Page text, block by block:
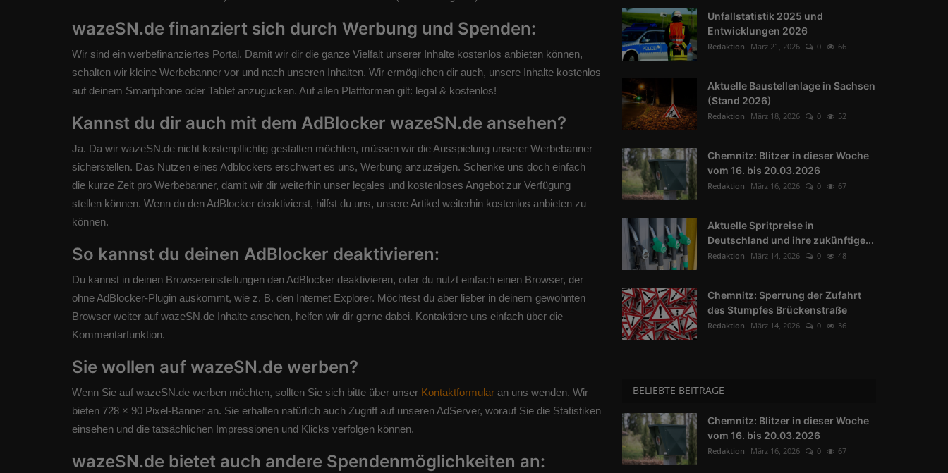
wazeSN.de finanziert sich durch Werbung und Spenden:
Wir sind ein werbefinanziertes Portal. Damit wir dir die ganze Vielfalt unserer Inhalte kostenlos anbieten können,
schalten wir kleine Werbebanner vor und nach unseren Inhalten. Wir ermöglichen dir auch, unsere Inhalte kostenlos
auf deinem Smartphone oder Tablet anzugucken. Auf allen Plattformen gilt: legal & kostenlos!
Kannst du dir auch mit dem AdBlocker wazeSN.de ansehen?
Ja. Da wir wazeSN.de nicht kostenpflichtig gestalten möchten, müssen wir die Ausspielung unserer Werbebanner
sicherstellen. Das Nutzen eines Adblockers erschwert es uns, Werbung anzuzeigen. Schenke uns doch einfach
die kurze Zeit pro Werbebanner, damit wir dir weiterhin unser legales und kostenloses Angebot zur Verfügung
stellen können. Wenn du den AdBlocker deaktivierst, hilfst du uns, unsere Artikel weiterhin kostenlos anbieten zu
können.
So kannst du deinen AdBlocker deaktivieren:
Du kannst in deinen Browsereinstellungen den AdBlocker deaktivieren, oder du nutzt einfach einen Browser, der
ohne AdBlocker-Plugin auskommt, wie z. B. den Internet Explorer. Möchtest du aber lieber in deinem gewohnten
Browser weiter auf wazeSN.de Inhalte ansehen, helfen wir dir gerne dabei. Kontaktiere uns einfach über die
Kommentarfunktion.
Sie wollen auf wazeSN.de werben?
Wenn Sie auf wazeSN.de werben möchten, sollten Sie sich bitte über unser Kontaktformular an uns wenden. Wir
bieten 728 × 90 Pixel-Banner an. Sie erhalten natürlich auch Zugriff auf unseren AdServer, worauf Sie die Statistiken
einsehen und die tatsächlichen Impressionen und Klicks verfolgen können.
wazeSN.de bietet auch andere Spendenmöglichkeiten an:
Unfallstatistik 2025 und
Entwicklungen 2026
Redaktion März 21, 2026 0 66
Aktuelle Baustellenlage in Sachsen
(Stand 2026)
Redaktion März 18, 2026 0 52
Chemnitz: Blitzer in dieser Woche
vom 16. bis 20.03.2026
Redaktion März 16, 2026 0 67
Aktuelle Spritpreise in
Deutschland und ihre zukünftige...
Redaktion März 14, 2026 0 48
Chemnitz: Sperrung der Zufahrt
des Stumpfes Brückenstraße
Redaktion März 14, 2026 0 36
BELIEBTE BEITRÄGE
Chemnitz: Blitzer in dieser Woche
vom 16. bis 20.03.2026
Redaktion März 16, 2026 0 67